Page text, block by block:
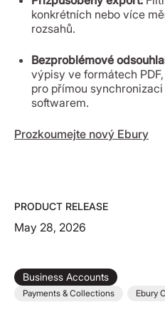
konkrétních nebo více
rozsahů.
Bezproblémové
výpisy ve formátech
pro přímou
softwarem.
Prozkoumejte nový Ebury
PRODUCT RELEASE
May 28, 2026
Business Accounts
Payments & Collections Ebury